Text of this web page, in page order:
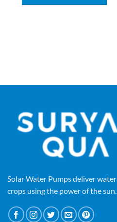
Solar Water Pumps deliver
crops using the power of the sun.